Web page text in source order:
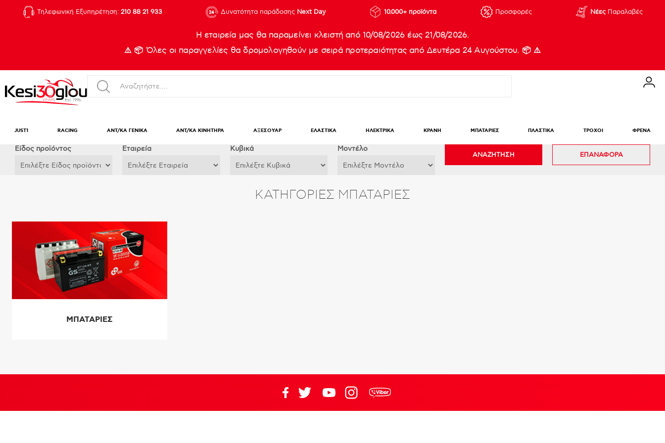
Τηλεφωνική Εξυπηρέτηση: 210 88 21 933 Δυνατότητα παράδοσης Next Day 10.000+ προϊόντα Προσφορές ΝέεςΠαραλαβές
Η εταιρεία μας θα παραμείνει κλειστή από 10/08/2026 έως 21/08/2026.
⚠️ 📦 Όλες οι παραγγελίες θα δρομολογηθούν με σειρά προτεραιότητας από Δευτέρα 24 Αυγούστου. 📦 ⚠️
JUST1 RACING ΑΝΤ/ΚΑ ΓΕΝΙΚΑ ΑΝΤ/ΚΑ ΚΙΝΗΤΗΡΑ ΑΞΕΣΟΥΑΡ ΕΛΑΣΤΙΚΑ ΗΛΕΚΤΡΙΚΑ ΚΡΑΝΗ ΜΠΑΤΑΡΙΕΣ ΠΛΑΣΤΙΚΑ ΤΡΟΧΟΙ ΦΡΕΝΑ
Eίδος προϊόντος Εταιρεία Κυβικά Μοντέλο
ΑΝΑΖΗΤΗΣΗ ΕΠΑΝΑΦΟΡΑ
ΚΑΤΗΓΟΡΊΕΣ ΜΠΑΤΑΡΙΕΣ
ΜΠΑΤΑΡΙΕΣ